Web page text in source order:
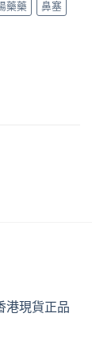
藥藥 鼻塞
港現貨正品